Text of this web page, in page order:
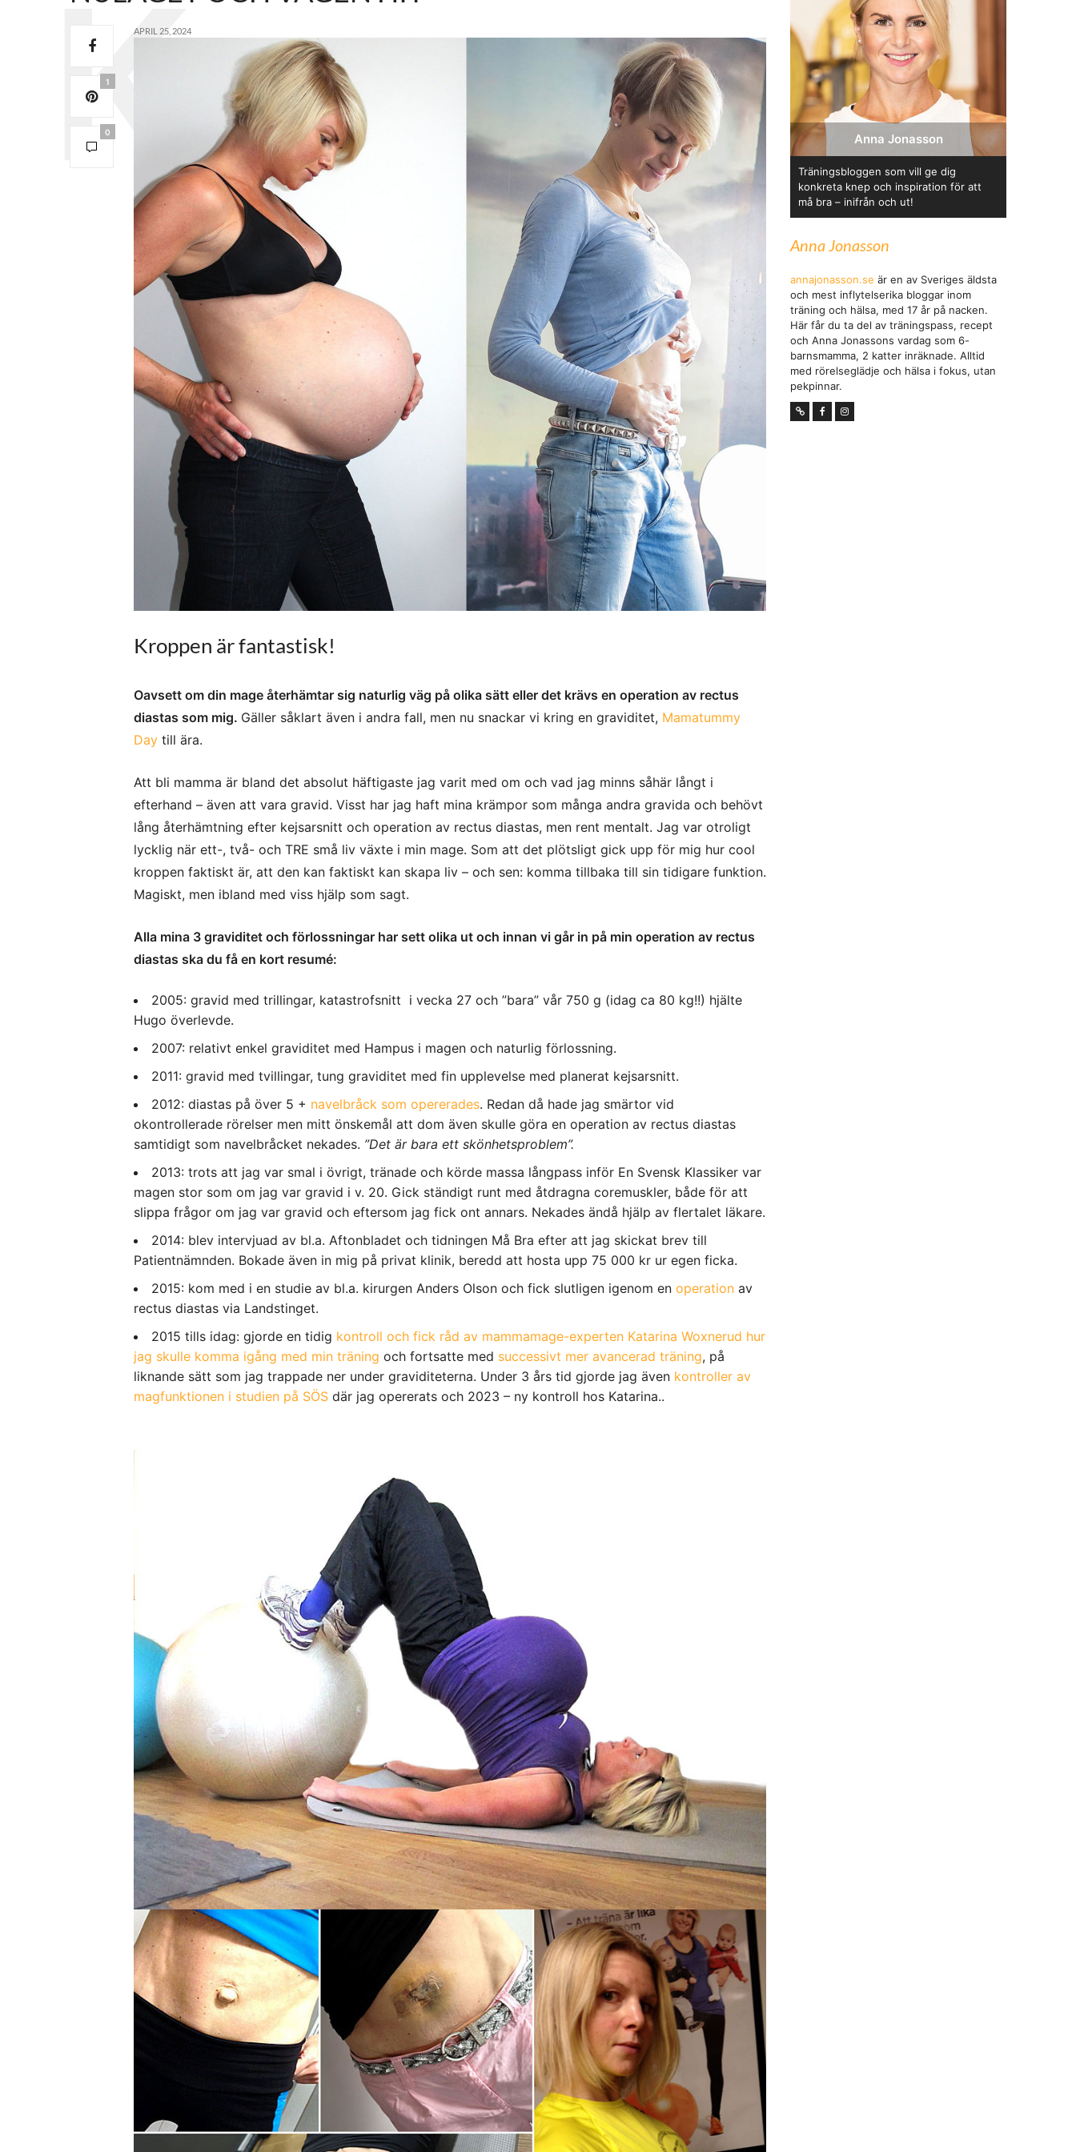
1
0
APRIL 25, 2024
Kroppen är fantastisk!
Oavsett om din mage återhämtar sig naturlig väg på olika sätt eller det krävs en operation av rectus
diastas som mig. Gäller såklart även i andra fall, men nu snackar vi kring en graviditet, Mamatummy
Day till ära.
Att bli mamma är bland det absolut häftigaste jag varit med om och vad jag minns såhär långt i
efterhand – även att vara gravid. Visst har jag haft mina krämpor som många andra gravida och behövt
lång återhämtning efter kejsarsnitt och operation av rectus diastas, men rent mentalt. Jag var otroligt
lycklig när ett-, två- och TRE små liv växte i min mage. Som att det plötsligt gick upp för mig hur cool
kroppen faktiskt är, att den kan faktiskt kan skapa liv – och sen: komma tillbaka till sin tidigare funktion.
Magiskt, men ibland med viss hjälp som sagt.
Alla mina 3 graviditet och förlossningar har sett olika ut och innan vi går in på min operation av rectus
diastas ska du få en kort resumé:
2005: gravid med trillingar, katastrofsnitt i vecka 27 och ”bara” vår 750 g (idag ca 80 kg!!) hjälte
Hugo överlevde.
2007: relativt enkel graviditet med Hampus i magen och naturlig förlossning.
2011: gravid med tvillingar, tung graviditet med fin upplevelse med planerat kejsarsnitt.
2012: diastas på över 5 + navelbråck som opererades. Redan då hade jag smärtor vid
okontrollerade rörelser men mitt önskemål att dom även skulle göra en operation av rectus diastas
samtidigt som navelbråcket nekades. ”Det är bara ett skönhetsproblem”.
2013: trots att jag var smal i övrigt, tränade och körde massa långpass inför En Svensk Klassiker var
magen stor som om jag var gravid i v. 20. Gick ständigt runt med åtdragna coremuskler, både för att
slippa frågor om jag var gravid och eftersom jag fick ont annars. Nekades ändå hjälp av flertalet läkare.
2014: blev intervjuad av bl.a. Aftonbladet och tidningen Må Bra efter att jag skickat brev till
Patientnämnden. Bokade även in mig på privat klinik, beredd att hosta upp 75 000 kr ur egen ficka.
2015: kom med i en studie av bl.a. kirurgen Anders Olson och fick slutligen igenom en operation av
rectus diastas via Landstinget.
2015 tills idag: gjorde en tidig kontroll och fick råd av mammamage-experten Katarina Woxnerud hur
jag skulle komma igång med min träning och fortsatte med successivt mer avancerad träning, på
liknande sätt som jag trappade ner under graviditeterna. Under 3 års tid gjorde jag även kontroller av
magfunktionen i studien på SÖS där jag opererats och 2023 – ny kontroll hos Katarina..
Anna Jonasson
Träningsbloggen som vill ge dig
konkreta knep och inspiration för att
må bra – inifrån och ut!
Anna Jonasson
annajonasson.se är en av Sveriges äldsta
och mest inflytelserika bloggar inom
träning och hälsa, med 17 år på nacken.
Här får du ta del av träningspass, recept
och Anna Jonassons vardag som 6-
barnsmamma, 2 katter inräknade. Alltid
med rörelseglädje och hälsa i fokus, utan
pekpinnar.